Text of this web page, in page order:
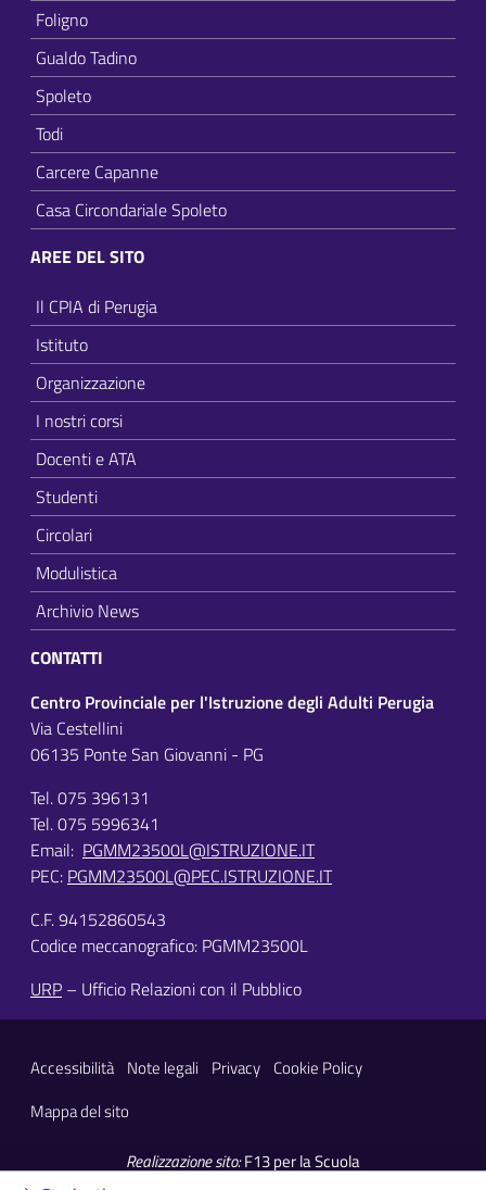
Foligno
Gualdo Tadino
Spoleto
Todi
Carcere Capanne
Casa Circondariale Spoleto
AREE DEL SITO
Il CPIA di Perugia
Istituto
Organizzazione
I nostri corsi
Docenti e ATA
Studenti
Circolari
Modulistica
Archivio News
CONTATTI
Centro Provinciale per l'Istruzione degli Adulti Perugia
Via Cestellini
06135 Ponte San Giovanni - PG
Tel. 075 396131
Tel. 075 5996341
Email: PGMM23500L@ISTRUZIONE.IT
PEC: PGMM23500L@PEC.ISTRUZIONE.IT
C.F. 94152860543
Codice meccanografico: PGMM23500L
URP – Ufficio Relazioni con il Pubblico
Sezione Link Utili
Accessibilità Note legali Privacy Cookie Policy
Mappa del sito
Realizzazione sito:F13 per la Scuola